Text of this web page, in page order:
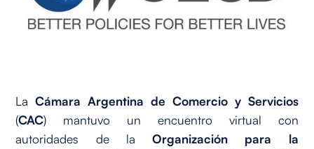
LaCámara Argentina de Comercio y Servicios
(CAC) mantuvo un encuentro virtual con
autoridades de laOrganización para la